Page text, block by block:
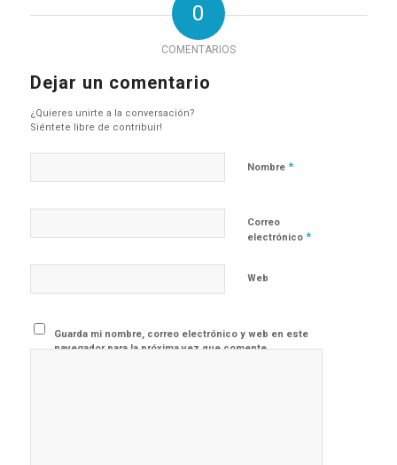
0
COMENTARIOS
Dejar un comentario
¿Quieres unirte a la conversación?
Siéntete libre de contribuir!
Nombre *
Correo
electrónico *
Web
Guarda mi nombre, correo electrónico y web en este
navegador para la próxima vez que comente.